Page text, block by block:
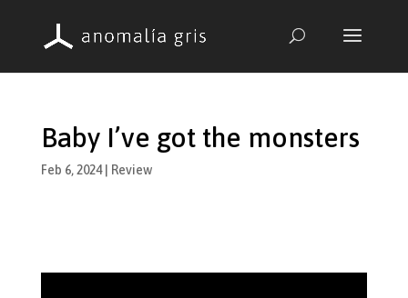
Baby I’ve got the monsters
Feb 6, 2024| Review